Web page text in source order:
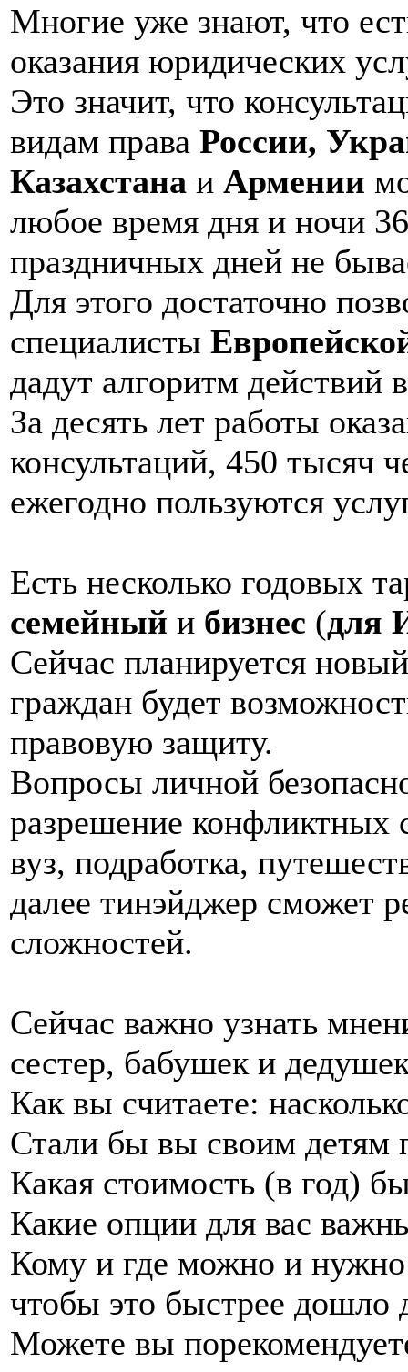
Многие уже знают, что
оказания юридических
Это значит, что
видам права России,
Казахстана и Армении
любое время дня и ночи
праздничных дней не
Для этого достаточно
специалисты
дадут алгоритм действий
За десять лет работы
консультаций, 450 тысяч
ежегодно пользуются
Есть несколько годовых
семейный и бизнес (для
Сейчас планируется
граждан будет
правовую защиту.
Вопросы личной
разрешение конфликтных
вуз, подработка,
далее тинэйджер сможет
сложностей.
Сейчас важно узнать
сестер, бабушек и
Как вы считаете:
Стали бы вы своим детям
Какая стоимость (в год)
Какие опции для вас
Кому и где можно и
чтобы это быстрее дошло
Можете вы